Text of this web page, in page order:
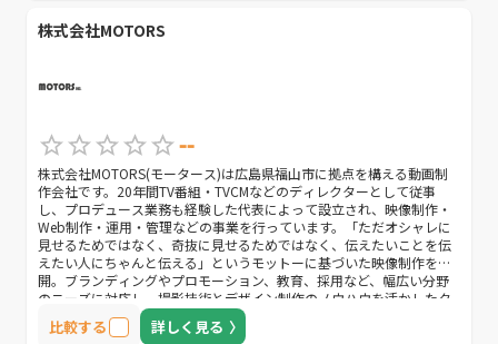
株式会社MOTORS
--
株式会社MOTORS(モータース)は広島県福山市に拠点を構える動画制
作会社です。20年間TV番組・TVCMなどのディレクターとして従事
し、プロデュース業務も経験した代表によって設立され、映像制作・
Web制作・運用・管理などの事業を行っています。「ただオシャレに
見せるためではなく、奇抜に見せるためではなく、伝えたいことを伝
えたい人にちゃんと伝える」というモットーに基づいた映像制作を展
開。ブランディングやプロモーション、教育、採用など、幅広い分野
のニーズに対応し、撮影技術とデザイン制作のノウハウを活かしたク
オリティーの高いオリジナルコンテンツを提案しています。優れた技
術力と企画力を持ちながらも常にクライアント目線に立つことを忘れ
比較する 詳しく見る